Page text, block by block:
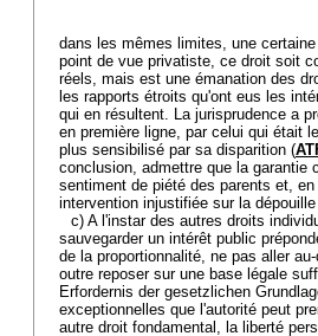
dans les mêmes limites, une
point de vue privatiste, ce droit soit
réels, mais est une émanation des
les rapports étroits qu'ont eus les
qui en résultent. La jurisprudence a
en première ligne, par celui qui était
plus sensibilisé par sa disparition (
conclusion, admettre que la garantie
sentiment de piété des parents et,
intervention injustifiée sur la
c) A l'instar des autres droits
sauvegarder un intérêt public
de la proportionnalité, ne pas aller
outre reposer sur une base légale
Erfordernis der gesetzlichen
exceptionnelles que l'autorité peut
autre droit fondamental, la liberté